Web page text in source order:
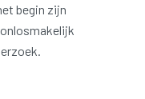
begin zijn